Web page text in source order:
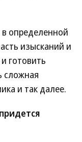
определенной
изысканий и
готовить
сложная
и так далее.